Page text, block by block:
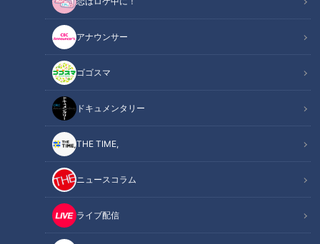
アナウンサー
ゴゴスマ
ドキュメンタリー
THE TIME,
ニュースコラム
ライブ配信
この記事を見たあなたへのおすすめ
メンバー大忘年会～】あと10